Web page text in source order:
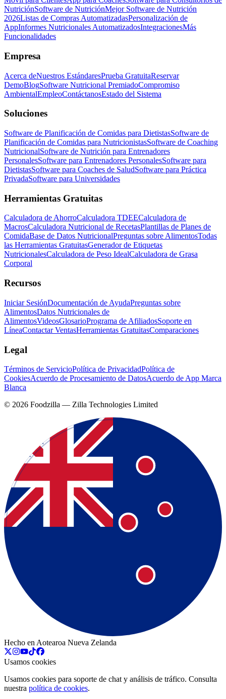
NutriciónSoftware de NutriciónMejor Software de Nutrición
2026Listas de Compras AutomatizadasPersonalización de
AppInformes Nutricionales AutomatizadosIntegracionesMás
Funcionalidades
Empresa
Acerca deNuestros EstándaresPrueba GratuitaReservar
DemoBlogSoftware Nutricional PremiadoCompromiso
AmbientalEmpleoContáctanosEstado del Sistema
Soluciones
Software de Planificación de Comidas para DietistasSoftware de
Planificación de Comidas para NutricionistasSoftware de Coaching
NutricionalSoftware de Nutrición para Entrenadores
PersonalesSoftware para Entrenadores PersonalesSoftware para
DietistasSoftware para Coaches de SaludSoftware para Práctica
PrivadaSoftware para Universidades
Herramientas Gratuitas
Calculadora de AhorroCalculadora TDEECalculadora de
MacrosCalculadora Nutricional de RecetasPlantillas de Planes de
ComidaBase de Datos NutricionalPreguntas sobre AlimentosTodas
las Herramientas GratuitasGenerador de Etiquetas
NutricionalesCalculadora de Peso IdealCalculadora de Grasa
Corporal
Recursos
Iniciar SesiónDocumentación de AyudaPreguntas sobre
AlimentosDatos Nutricionales de
AlimentosVideosGlosarioPrograma de AfiliadosSoporte en
LíneaContactar VentasHerramientas GratuitasComparaciones
Legal
Términos de ServicioPolítica de PrivacidadPolítica de
CookiesAcuerdo de Procesamiento de DatosAcuerdo de App Marca
Blanca
© 2026 Foodzilla — Zilla Technologies Limited
Hecho en Aotearoa Nueva Zelanda
Usamos cookies
Usamos cookies para soporte de chat y análisis de tráfico. Consulta
nuestra política de cookies.